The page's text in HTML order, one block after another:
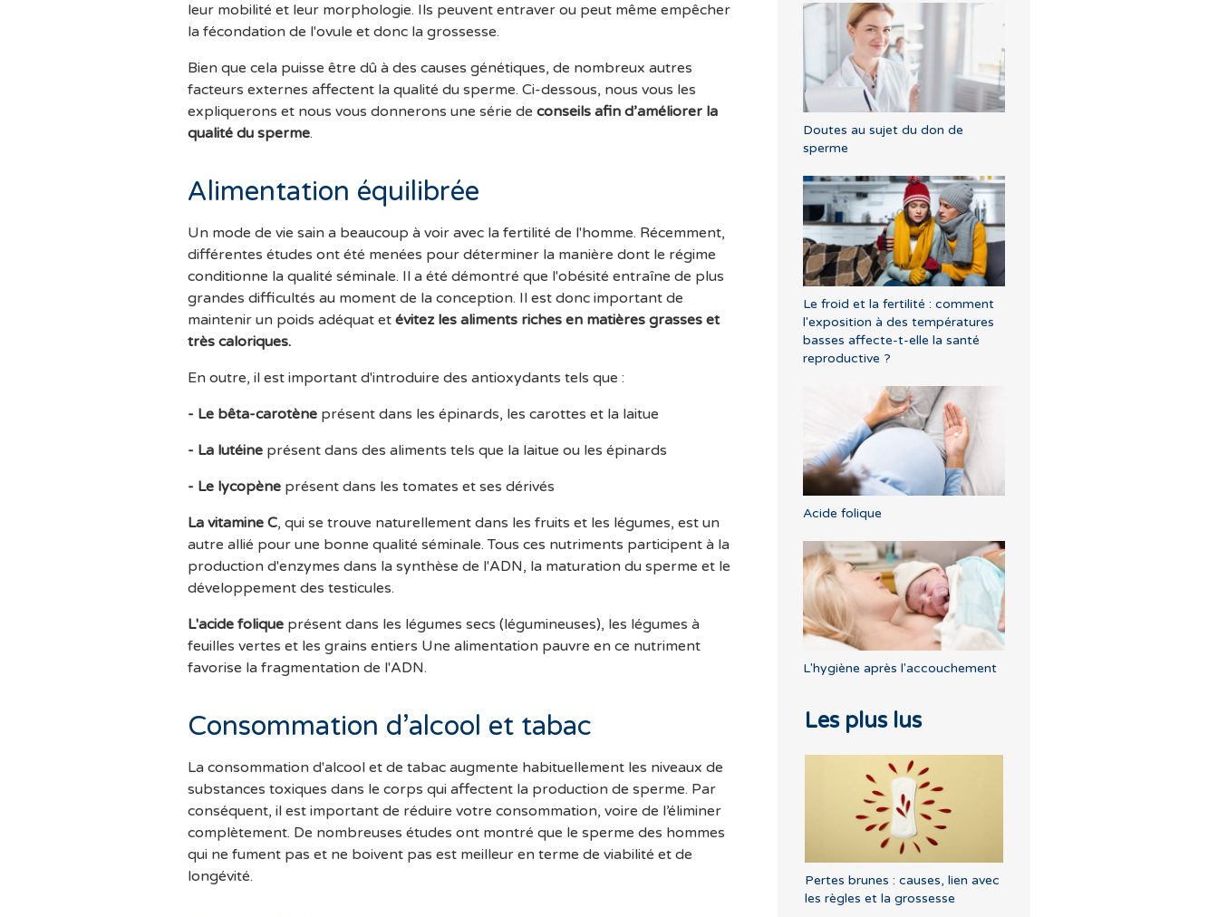
leur mobilité et leur morphologie. Ils peuvent entraver ou peut même empêcher
la fécondation de l'ovule et donc la grossesse.
Bien que cela puisse être dû à des causes génétiques, de nombreux autres
facteurs externes affectent la qualité du sperme. Ci-dessous, nous vous les
expliquerons et nous vous donnerons une série de conseils afin d’améliorer la
qualité du sperme.
Alimentation équilibrée
Un mode de vie sain a beaucoup à voir avec la fertilité de l'homme. Récemment,
différentes études ont été menées pour déterminer la manière dont le régime
conditionne la qualité séminale. Il a été démontré que l'obésité entraîne de plus
grandes difficultés au moment de la conception. Il est donc important de
maintenir un poids adéquat et évitez les aliments riches en matières grasses et
très caloriques.
En outre, il est important d'introduire des antioxydants tels que :
- Le bêta-carotène présent dans les épinards, les carottes et la laitue
- La lutéine présent dans des aliments tels que la laitue ou les épinards
- Le lycopène présent dans les tomates et ses dérivés
La vitamine C, qui se trouve naturellement dans les fruits et les légumes, est un
autre allié pour une bonne qualité séminale. Tous ces nutriments participent à la
production d'enzymes dans la synthèse de l'ADN, la maturation du sperme et le
développement des testicules.
L'acide folique présent dans les légumes secs (légumineuses), les légumes à
feuilles vertes et les grains entiers Une alimentation pauvre en ce nutriment
favorise la fragmentation de l'ADN.
Consommation d’alcool et tabac
La consommation d'alcool et de tabac augmente habituellement les niveaux de
substances toxiques dans le corps qui affectent la production de sperme. Par
conséquent, il est important de réduire votre consommation, voire de l’éliminer
complètement. De nombreuses études ont montré que le sperme des hommes
qui ne fument pas et ne boivent pas est meilleur en terme de viabilité et de
longévité.
Doutes au sujet du don de
sperme
Le froid et la fertilité : comment
l'exposition à des températures
basses affecte-t-elle la santé
reproductive ?
Acide folique
L'hygiène après l'accouchement
Les plus lus
Pertes brunes : causes, lien avec
les règles et la grossesse